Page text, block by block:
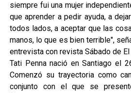
siempre fui una mujer
que aprender a pedir ayuda, a
todos lados, a aceptar que las
manos, lo que es bien terrible",
entrevista con revista Sábado de
Tati Penna nació en Santiago el
Comenzó su trayectoria como
conjunto con el que se